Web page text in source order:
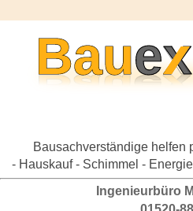
Bausachverständige helfen
- Hauskauf - Schimmel -
Ingenieurbüro